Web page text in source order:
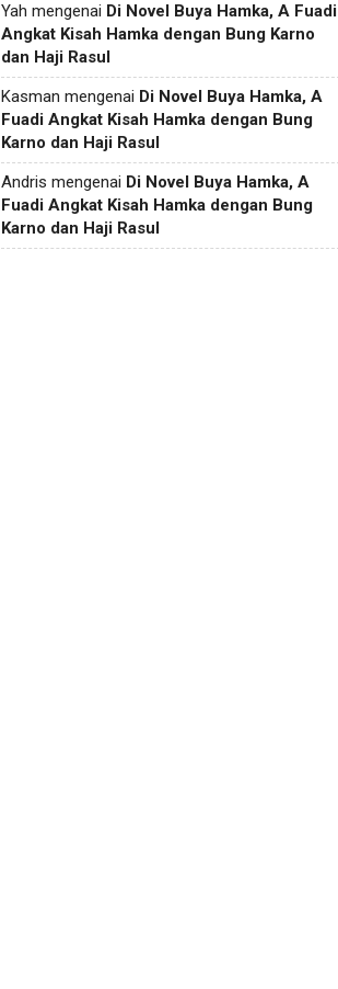
Yah mengenai Di Novel Buya Hamka, A Fuadi
Angkat Kisah Hamka dengan Bung Karno
dan Haji Rasul
Kasman mengenai Di Novel Buya Hamka, A
Fuadi Angkat Kisah Hamka dengan Bung
Karno dan Haji Rasul
Andris mengenai Di Novel Buya Hamka, A
Fuadi Angkat Kisah Hamka dengan Bung
Karno dan Haji Rasul